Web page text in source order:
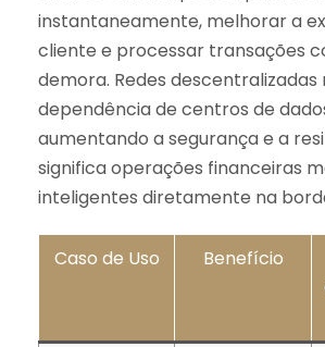
instantaneamente, melhorar a
cliente e processar transações
demora. Redes descentralizadas
dependência de centros de
aumentando a segurança e a
significa operações financeiras
inteligentes diretamente na
Caso de Uso Benefício